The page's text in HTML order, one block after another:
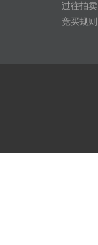
过往拍卖
竞买规则